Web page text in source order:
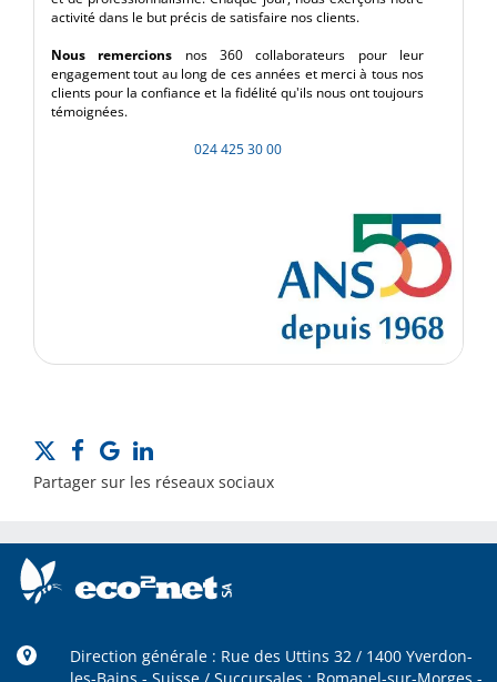
activité dans le but précis de satisfaire nos clients.
Nous remercions nos 360 collaborateurs pour leur
engagement tout au long de ces années et merci à tous nos
clients pour la confiance et la fidélité qu'ils nous ont toujours
témoignées.
024 425 30 00
Partager sur les réseaux sociaux
Direction générale : Rue des Uttins 32 / 1400 Yverdon-